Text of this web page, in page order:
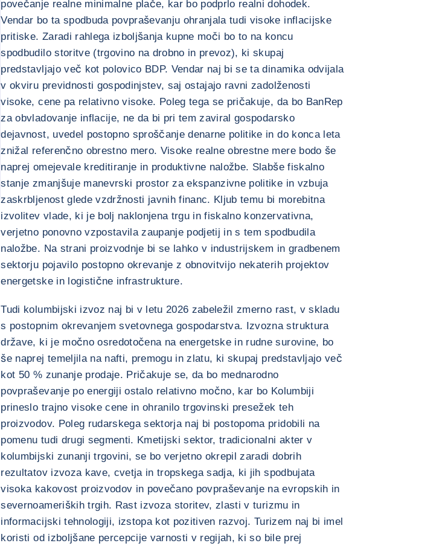
povečanje realne minimalne plače, kar bo podprlo realni dohodek.
Vendar bo ta spodbuda povpraševanju ohranjala tudi visoke inflacijske
pritiske. Zaradi rahlega izboljšanja kupne moči bo to na koncu
spodbudilo storitve (trgovino na drobno in prevoz), ki skupaj
predstavljajo več kot polovico BDP. Vendar naj bi se ta dinamika odvijala
v okviru previdnosti gospodinjstev, saj ostajajo ravni zadolženosti
visoke, cene pa relativno visoke. Poleg tega se pričakuje, da bo BanRep
za obvladovanje inflacije, ne da bi pri tem zaviral gospodarsko
dejavnost, uvedel postopno sproščanje denarne politike in do konca leta
znižal referenčno obrestno mero. Visoke realne obrestne mere bodo še
naprej omejevale kreditiranje in produktivne naložbe. Slabše fiskalno
stanje zmanjšuje manevrski prostor za ekspanzivne politike in vzbuja
zaskrbljenost glede vzdržnosti javnih financ. Kljub temu bi morebitna
izvolitev vlade, ki je bolj naklonjena trgu in fiskalno konzervativna,
verjetno ponovno vzpostavila zaupanje podjetij in s tem spodbudila
naložbe. Na strani proizvodnje bi se lahko v industrijskem in gradbenem
sektorju pojavilo postopno okrevanje z obnovitvijo nekaterih projektov
energetske in logistične infrastrukture.
Tudi kolumbijski izvoz naj bi v letu 2026 zabeležil zmerno rast, v skladu
s postopnim okrevanjem svetovnega gospodarstva. Izvozna struktura
države, ki je močno osredotočena na energetske in rudne surovine, bo
še naprej temeljila na nafti, premogu in zlatu, ki skupaj predstavljajo več
kot 50 % zunanje prodaje. Pričakuje se, da bo mednarodno
povpraševanje po energiji ostalo relativno močno, kar bo Kolumbiji
prineslo trajno visoke cene in ohranilo trgovinski presežek teh
proizvodov. Poleg rudarskega sektorja naj bi postopoma pridobili na
pomenu tudi drugi segmenti. Kmetijski sektor, tradicionalni akter v
kolumbijski zunanji trgovini, se bo verjetno okrepil zaradi dobrih
rezultatov izvoza kave, cvetja in tropskega sadja, ki jih spodbujata
visoka kakovost proizvodov in povečano povpraševanje na evropskih in
severnoameriških trgih. Rast izvoza storitev, zlasti v turizmu in
informacijski tehnologiji, izstopa kot pozitiven razvoj. Turizem naj bi imel
koristi od izboljšane percepcije varnosti v regijah, ki so bile prej